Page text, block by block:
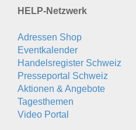
HELP-Netzwerk
Adressen Shop
Eventkalender
Handelsregister Schweiz
Presseportal Schweiz
Aktionen & Angebote
Tagesthemen
Video Portal